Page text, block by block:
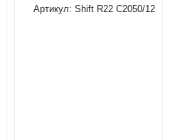
Артикул: Shift R22 C2050/12